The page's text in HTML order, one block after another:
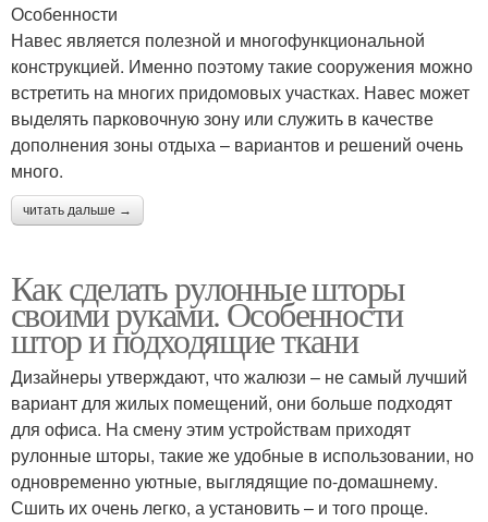
Особенности
Навес является полезной и многофункциональной
конструкцией. Именно поэтому такие сооружения можно
встретить на многих придомовых участках. Навес может
выделять парковочную зону или служить в качестве
дополнения зоны отдыха – вариантов и решений очень
много.
читать дальше →
Как сделать рулонные шторы
своими руками. Особенности
штор и подходящие ткани
Дизайнеры утверждают, что жалюзи – не самый лучший
вариант для жилых помещений, они больше подходят
для офиса. На смену этим устройствам приходят
рулонные шторы, такие же удобные в использовании, но
одновременно уютные, выглядящие по-домашнему.
Сшить их очень легко, а установить – и того проще.